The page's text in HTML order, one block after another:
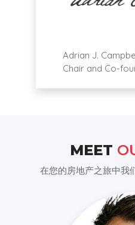
Adrian J.
Chair and Co-
MEET
在您的房地产之旅中我